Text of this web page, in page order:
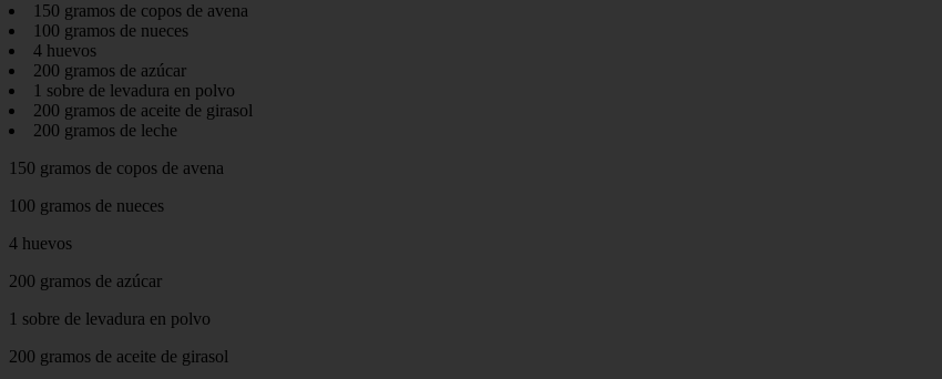
150 gramos de copos de avena
100 gramos de nueces
4 huevos
200 gramos de azúcar
1 sobre de levadura en polvo
200 gramos de aceite de girasol
200 gramos de leche
150 gramos de copos de avena
100 gramos de nueces
4 huevos
200 gramos de azúcar
1 sobre de levadura en polvo
200 gramos de aceite de girasol